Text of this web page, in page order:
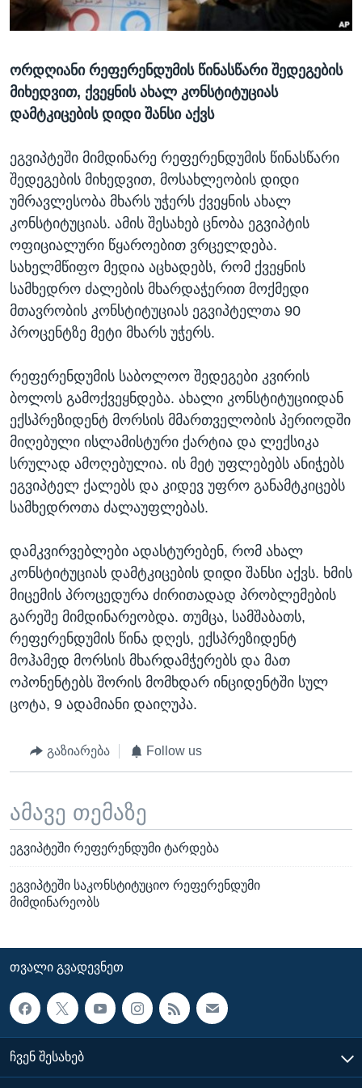
ᲡᲢᲣᲓᲘᲐ ᲕᲐᲨᲘᲜᲒᲢᲝᲜᲘ
ᲔᲙᲝᲜᲝᲛᲘᲙᲐ
ᲛᲔᲪᲜᲘᲔᲠᲔᲑᲐ
ᲘᲜᲢᲔᲠᲕᲘᲣ
ᲒᲐᲚᲘᲚᲔᲝ
ᲓᲔᲖᲘᲜᲤᲝᲠᲛᲐᲪᲘᲐ
Learning English
ᲗᲕᲐᲚᲘ ᲒᲕᲐᲓᲔᲕᲜᲔᲗ
ენები
ორდღიანი რეფერენდუმის წინასწარი შედეგების
მიხედვით, ქვეყნის ახალ კონსტიტუციას
დამტკიცების დიდი შანსი აქვს
ეგვიპტეში მიმდინარე რეფერენდუმის წინასწარი
შედეგების მიხედვით, მოსახლეობის დიდი
უმრავლესობა მხარს უჭერს ქვეყნის ახალ
კონსტიტუციას. ამის შესახებ ცნობა ეგვიპტის
ოფიციალური წყაროებით ვრცელდება.
სახელმწიფო მედია აცხადებს, რომ ქვეყნის
სამხედრო ძალების მხარდაჭერით მოქმედი
მთავრობის კონსტიტუციას ეგვიპტელთა 90
პროცენტზე მეტი მხარს უჭერს.
რეფერენდუმის საბოლოო შედეგები კვირის
ბოლოს გამოქვეყნდება. ახალი კონსტიტუციიდან
ექსპრეზიდენტ მორსის მმართველობის პერიოდში
მიღებული ისლამისტური ქარტია და ლექსიკა
სრულად ამოღებულია. ის მეტ უფლებებს ანიჭებს
ეგვიპტელ ქალებს და კიდევ უფრო განამტკიცებს
სამხედროთა ძალაუფლებას.
დამკვირვებლები ადასტურებენ, რომ ახალ
კონსტიტუციას დამტკიცების დიდი შანსი აქვს. ხმის
მიცემის პროცედურა ძირითადად პრობლემების
გარეშე მიმდინარეობდა. თუმცა, სამშაბათს,
რეფერენდუმის წინა დღეს, ექსპრეზიდენტ
მოჰამედ მორსის მხარდამჭერებს და მათ
ოპონენტებს შორის მომხდარ ინციდენტში სულ
ცოტა, 9 ადამიანი დაიღუპა.
გაზიარება Follow us
ამავე თემაზე
ეგვიპტეში რეფერენდუმი ტარდება
ეგვიპტეში საკონსტიტუციო რეფერენდუმი
მიმდინარეობს
ᲗᲕᲐᲚᲘ ᲒᲕᲐᲓᲔᲕᲜᲔᲗ
ᲩᲕᲔᲜ ᲨᲔᲡᲐᲮᲔᲑ